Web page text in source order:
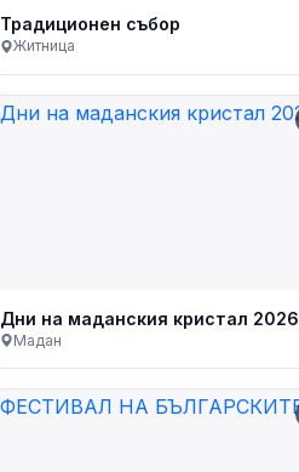
Традиционен събор
Житница
Дни на маданския кристал 2026
Мадан